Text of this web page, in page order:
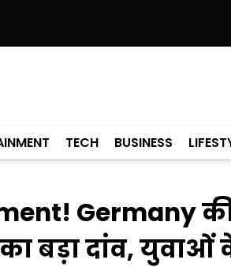
पर श्री हरिमंदिर साहिब में उमड़ा श्रद्धालुओं का
TECH BUSINESS
Germany
बड़ा दांव,